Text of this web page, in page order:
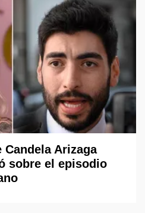
Arizaga
sobre el episodio